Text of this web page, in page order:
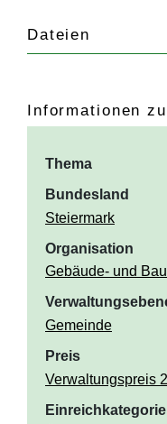
Dateien
Informationen
Thema
Bundesland
Steiermark
Organisation
Gebäude- und
Gemeinde
Preis
Verwaltungspreis
Einreichkategorie